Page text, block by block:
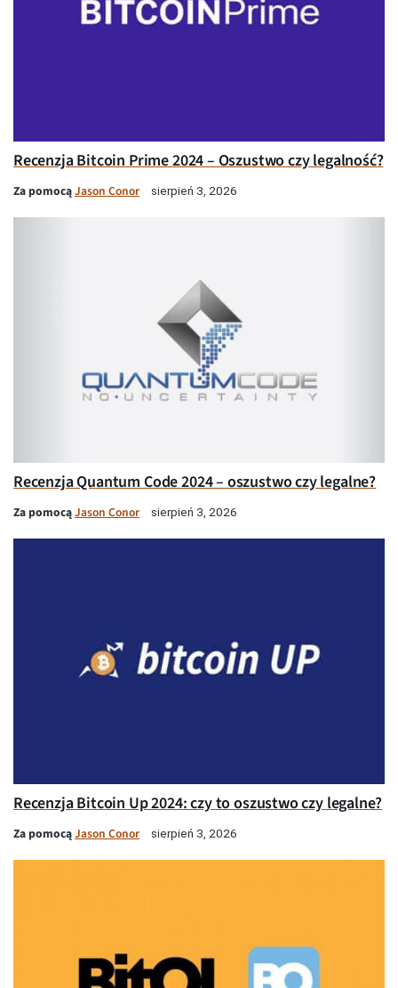
Recenzja Bitcoin Prime 2024 – Oszustwo czy legalność?
Za pomocąJason Conor sierpień 3, 2026
Recenzja Quantum Code 2024 – oszustwo czy legalne?
Za pomocąJason Conor sierpień 3, 2026
Recenzja Bitcoin Up 2024: czy to oszustwo czy legalne?
Za pomocąJason Conor sierpień 3, 2026